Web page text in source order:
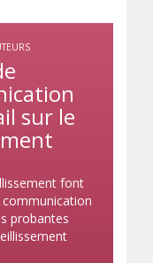
sur le
font
probantes